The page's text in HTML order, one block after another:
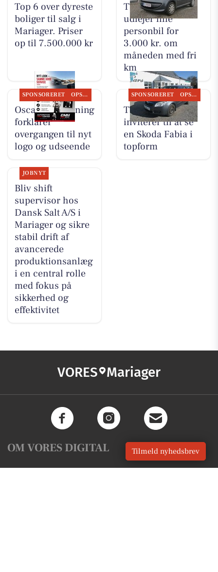
Top 6 over dyreste
boliger til salg i
Mariager. Priser
op til 7.500.000 kr
TT CARS ApS
udlejer lille
personbil for
3.000 kr. om
måneden med fri
km
SPONSORERET OPSLAGSTAVLEN
Oscar Biludlejning
forklarer
overgangen til nyt
logo og udseende
SPONSORERET OPSLAGSTAVLEN
TT CARS ApS
inviterer til at se
en Skoda Fabia i
topform
JOBNYT
Bliv shift
supervisor hos
Dansk Salt A/S i
Mariager og sikre
stabil drift af
avancerede
produktionsanlæg
i en central rolle
med fokus på
sikkerhed og
effektivitet
VORES Mariager
OM VORES DIGITAL Tilmeld nyhedsbrev